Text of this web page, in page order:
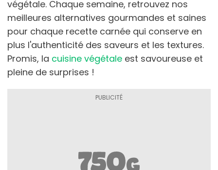
végétale. Chaque semaine, retrouvez nos
meilleures alternatives gourmandes et saines
pour chaque recette carnée qui conserve en
plus l'authenticité des saveurs et les textures.
Promis, la cuisine végétale est savoureuse et
pleine de surprises !